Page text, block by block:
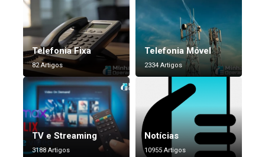
Telefonia Fixa
82 Artigos
Telefonia Móvel
2334 Artigos
TV e Streaming
3188 Artigos
Notícias
10955 Artigos